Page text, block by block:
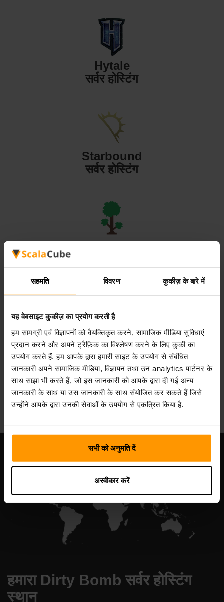
सहमति विवरण कुकीज़ के बारे में
यह वेबसाइट कुकीज़ का प्रयोग करती है
हम सामग्री एवं विज्ञापनों को वैयक्तिकृत करने, सामाजिक मीडिया सुविधाएं
प्रदान करने और अपने ट्रैफ़िक का विश्लेषण करने के लिए कुकी का
उपयोग करते हैं. हम आपके द्वारा हमारी साइट के उपयोग से संबंधित
जानकारी अपने सामाजिक मीडिया, विज्ञापन तथा उन analytics पार्टनर के
साथ साझा भी करते हैं, जो इस जानकारी को आपके द्वारा दी गई अन्य
जानकारी के साथ या उस जानकारी के साथ संयोजित कर सकते हैं जिसे
उन्होंने आपके द्वारा उनकी सेवाओं के उपयोग से एकत्रित किया है.
सभी को अनुमति दें
अस्वीकार करें
Hytale
सर्वर होस्टिंग
Starbound
सर्वर होस्टिंग
Valheim
सर्वर होस्टिंग
All Games
हमारा Dirty Bomb सर्वर होस्टिंग
स्थान